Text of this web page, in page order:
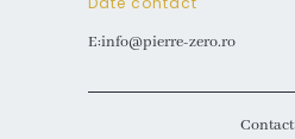
E:info@pierre-zero.ro
Contact